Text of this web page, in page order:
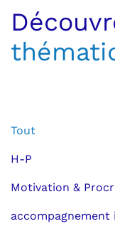
Tout
H-P
Motivation &
accompagnement